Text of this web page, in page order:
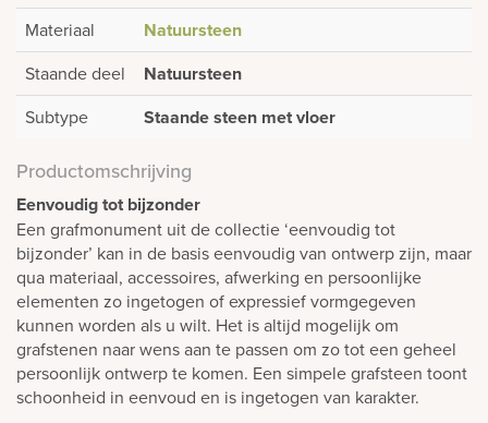
Materiaal Natuursteen
Staande deel Natuursteen
Subtype Staande steen met vloer
Productomschrijving
Eenvoudig tot bijzonder
Een grafmonument uit de collectie ‘eenvoudig tot
bijzonder’ kan in de basis eenvoudig van ontwerp zijn, maar
qua materiaal, accessoires, afwerking en persoonlijke
elementen zo ingetogen of expressief vormgegeven
kunnen worden als u wilt. Het is altijd mogelijk om
grafstenen naar wens aan te passen om zo tot een geheel
persoonlijk ontwerp te komen. Een simpele grafsteen toont
schoonheid in eenvoud en is ingetogen van karakter.